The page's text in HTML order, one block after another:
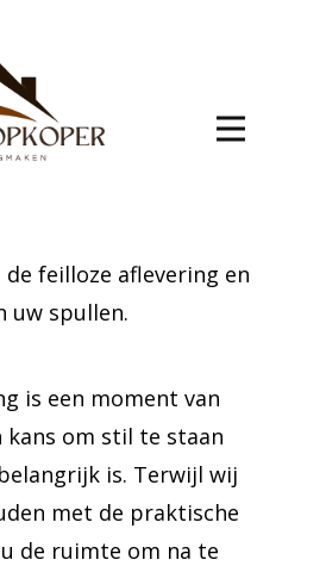
Aalst
van uw verhuizing
ons over. Wij zorgen
feilloze aflevering en
uw spullen.
is een moment van
kans om stil te staan
is. Terwijl wij
met de praktische
de ruimte om na te